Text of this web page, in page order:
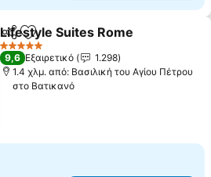
Κοινοποίηση
Προσθήκη στα αγαπημένα
Lifestyle Suites Rome
5 Αστέρια
9,6 Εξαιρετικό
1.298
1.4 χλμ. από: Βασιλική του Αγίου Πέτρου
στο Βατικανό